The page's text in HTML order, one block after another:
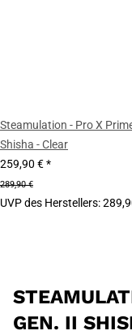
Steamulation - Pro X
Shisha - Clear
259,90 €*
289,90 €
UVP des Herstellers:
GEN. II